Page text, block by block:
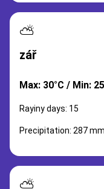
⛅
zář
Max: 30°C / Min:
Rayiny days: 15
Precipitation: 287 mm
⛅